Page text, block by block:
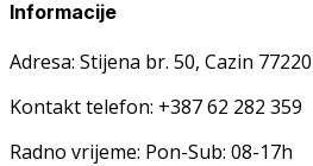
Informacije
Adresa: Stijena br. 50, Cazin 77220
Kontakt telefon: +387 62 282 359
Radno vrijeme: Pon-Sub: 08-17h